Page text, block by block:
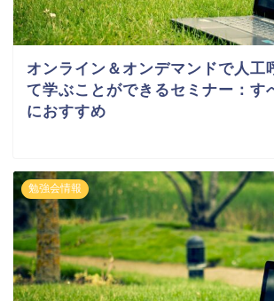
オンライン＆オンデマンドで人工
て学ぶことができるセミナー：す
におすすめ
勉強会情報